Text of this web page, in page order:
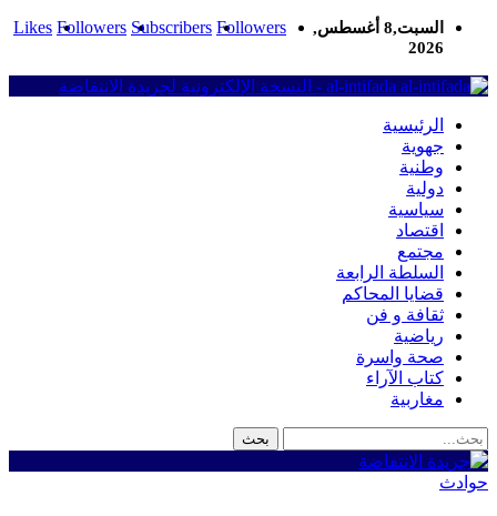
Likes Followers Subscribers Followers
السبت,8 أغسطس,
2026
al-intifada - النسخة الإلكترونية لجريدة الانتفاضة
الرئيسية
جهوية
وطنية
دولية
سياسية
اقتصاد
مجتمع
السلطة الرابعة
قضايا المحاكم
ثقافة و فن
رياضية
صحة واسرة
كتاب الآراء
مغاربية
حوادث